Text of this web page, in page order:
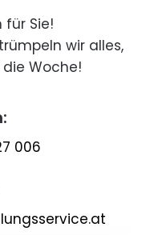
Sie!
wir alles,
Woche!
006